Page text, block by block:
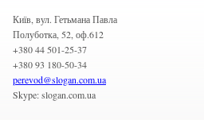
Київ, вул. Гетьмана Павла
Полуботка, 52, оф.612
+380 44 501-25-37
+380 93 180-50-34
perevod@slogan.com.ua
Skype: slogan.com.ua